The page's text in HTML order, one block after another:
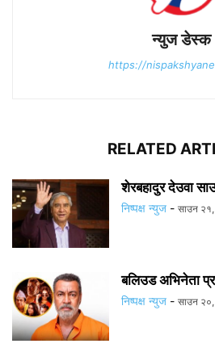
न्युज डेस्क
https://
RELATED
शेरबहादुर देउवा
निष्पक्ष न्युज - साउन
बलिउड अभिनेता
निष्पक्ष न्युज - साउन